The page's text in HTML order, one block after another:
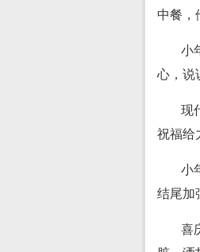
中餐，
小
心，说
现
祝福给
小
结尾加
喜